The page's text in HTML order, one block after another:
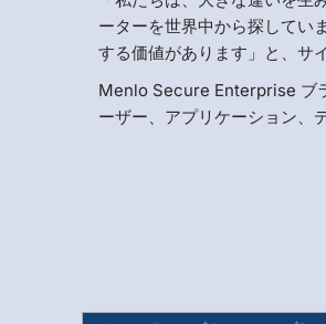
ーターを世界中から探してい
する価値があります」と、サ
Menlo Secure Enterprise ブ
ーザー、アプリケーション、